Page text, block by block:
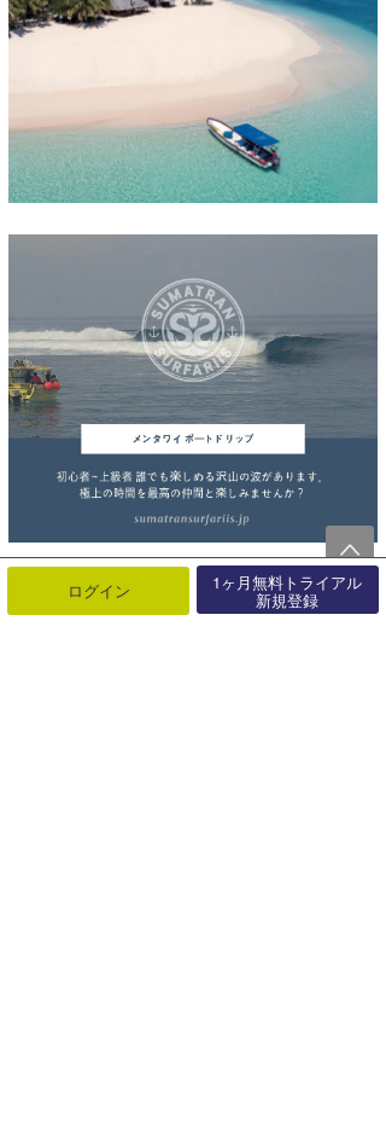
Romisea
ログイン 1ヶ月無料トライアル
新規登録